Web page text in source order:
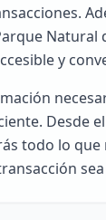
Natural
y
Desde
todo lo que